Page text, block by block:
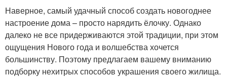
Наверное, самый удачный способ создать новогоднее
настроение дома – просто нарядить ёлочку. Однако
далеко не все придерживаются этой традиции, при этом
ощущения Нового года и волшебства хочется
большинству. Поэтому предлагаем вашему вниманию
подборку нехитрых способов украшения своего жилища.